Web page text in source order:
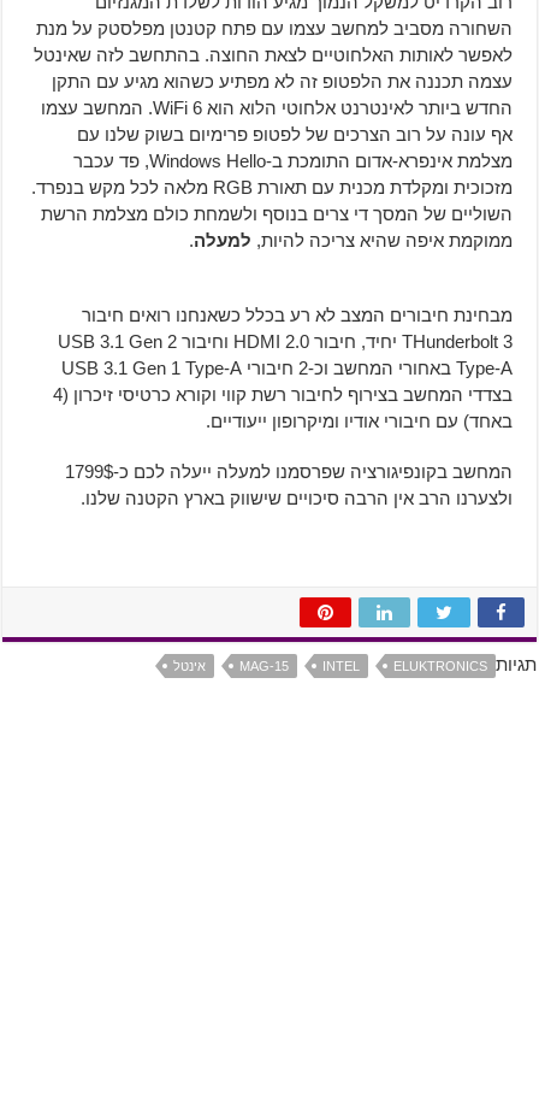
השחורה מסביב למחשב עצמו עם פתח קטנטן מפלסטק על מנת
לאפשר לאותות האלחוטיים לצאת החוצה. בהתחשב לזה שאינטל
עצמה תכננה את הלפטופ זה לא מפתיע כשהוא מגיע עם התקן
החדש ביותר לאינטרנט אלחוטי הלוא הוא WiFi 6. המחשב עצמו
אף עונה על רוב הצרכים של לפטופ פרימיום בשוק שלנו עם
מצלמת אינפרא-אדום התומכת ב-Windows Hello, פד עכבר
מזכוכית ומקלדת מכנית עם תאורת RGB מלאה לכל מקש בנפרד.
השוליים של המסך די צרים בנוסף ולשמחת כולם מצלמת הרשת
ממוקמת איפה שהיא צריכה להיות, למעלה.
מבחינת חיבורים המצב לא רע בכלל כשאנחנו רואים חיבור
THunderbolt 3 יחיד, חיבור HDMI 2.0 וחיבור USB 3.1 Gen 2
Type-A באחורי המחשב וכ-2 חיבורי USB 3.1 Gen 1 Type-A
בצדדי המחשב בצירוף לחיבור רשת קווי וקורא כרטיסי זיכרון (4
באחד) עם חיבורי אודיו ומיקרופון ייעודיים.
המחשב בקונפיגורציה שפרסמנו למעלה ייעלה לכם כ-1799$
ולצערנו הרב אין הרבה סיכויים שישווק בארץ הקטנה שלנו.
תגיות ELUKTRONICS
INTEL
MAG-15 אינטל